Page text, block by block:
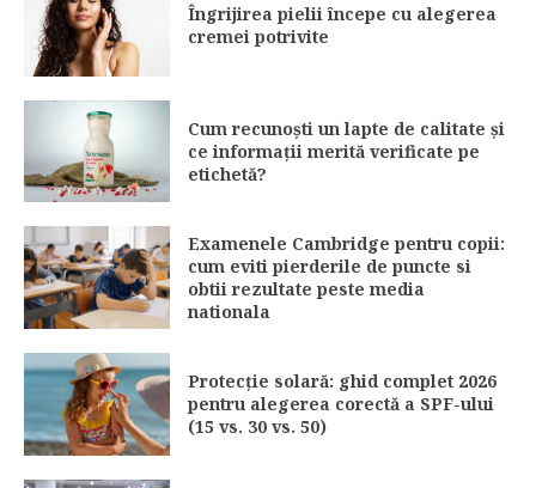
Îngrijirea pielii începe cu alegerea
cremei potrivite
Cum recunoști un lapte de calitate și
ce informații merită verificate pe
etichetă?
Examenele Cambridge pentru copii:
cum eviti pierderile de puncte si
obtii rezultate peste media
nationala
Protecție solară: ghid complet 2026
pentru alegerea corectă a SPF-ului
(15 vs. 30 vs. 50)